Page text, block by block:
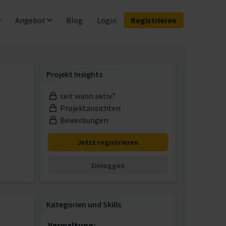
Angebot Blog Login Registrieren
Projekt Insights
seit wann aktiv?
Projektansichten
Bewerbungen
Jetzt registrieren
Einloggen
Kategorien und Skills